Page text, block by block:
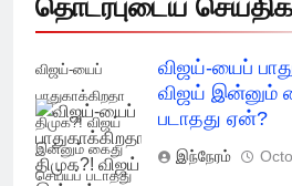
தொடர்புடைய
விஜய்-யைப்
பாதுகாக்கிறதா
திமுக?! விஜய்
இன்னும் கைது
செய்யப் படாதது
விஜய்-யைப்
விஜய் இன்னும்
படாதது ஏன்?
இந்நேரம்